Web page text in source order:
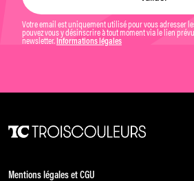
Votre email est uniquement utilisé pour vous adresser
pouvez vous y désinscrire à tout moment via le lien
newsletter. Informations légales
Mentions légales et CGU